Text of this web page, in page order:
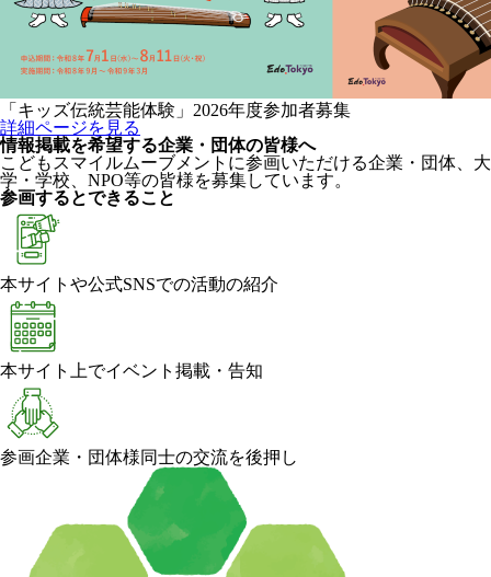
「キッズ伝統芸能体験」2026年度参加者募集
詳細ページを見る
情報掲載を希望する企業・団体の皆様へ
こどもスマイルムーブメントに参画いただける企業・団体、大
学・学校、NPO等の皆様を募集しています。
参画するとできること
本サイトや公式SNSでの活動の紹介
本サイト上でイベント掲載・告知
参画企業・団体様同士の交流を後押し